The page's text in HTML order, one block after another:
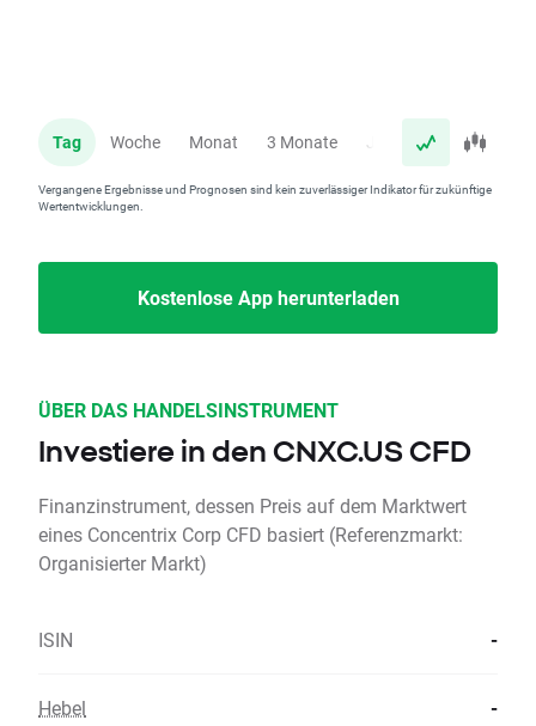
Tag Woche Monat 3 Monate Jahr
Vergangene Ergebnisse und Prognosen sind kein zuverlässiger Indikator für zukünftige
Wertentwicklungen.
Kostenlose App herunterladen
ÜBER DAS HANDELSINSTRUMENT
Investiere in den CNXC.US CFD
Finanzinstrument, dessen Preis auf dem Marktwert
eines Concentrix Corp CFD basiert (Referenzmarkt:
Organisierter Markt)
ISIN -
Hebel -